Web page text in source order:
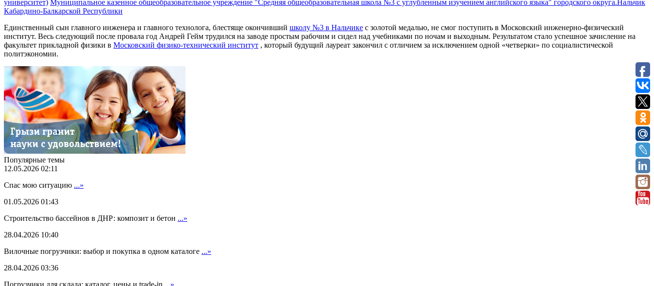
университет) Муниципальное казенное общеобразовательное учреждение "Средняя общеобразовательная школа №3 с углубленным изучением английского языка" городского округа.Нальчик
Кабардино-Балкарской Республики
Единственный сын главного инженера и главного технолога, блестяще окончивший школу №3 в Нальчике с золотой медалью, не смог поступить в Московский инженерно-физический
институт. Весь следующий после провала год Андрей Гейм трудился на заводе простым рабочим и сидел над учебниками по ночам и выходным. Результатом стало успешное зачисление на
факультет прикладной физики в Московский физико-технический институт , который будущий лауреат закончил с отличием за исключением одной «четверки» по социалистической
политэкономии.
Популярные темы
12.05.2026 02:11
Спас мою ситуацию ...»
01.05.2026 01:43
Строительство бассейнов в ДНР: композит и бетон ...»
28.04.2026 10:40
Вилочные погрузчики: выбор и покупка в одном каталоге ...»
28.04.2026 03:36